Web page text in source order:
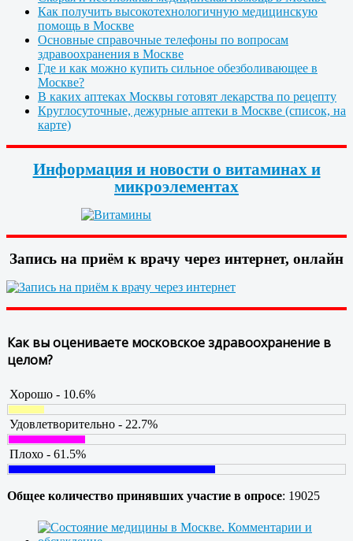
Как получить высокотехнологичную медицинскую
помощь в Москве
Основные справочные телефоны по вопросам
здравоохранения в Москве
Где и как можно купить сильное обезболивающее в
Москве?
В каких аптеках Москвы готовят лекарства по рецепту
Круглосуточные, дежурные аптеки в Москве (список, на
карте)
Информация и новости о витаминах и
микроэлементах
Запись на приём к врачу через интернет, онлайн
Как вы оцениваете московское здравоохранение в
целом?
Хорошо - 10.6%
Удовлетворительно - 22.7%
Плохо - 61.5%
Общее количество принявших участие в опросе: 19025